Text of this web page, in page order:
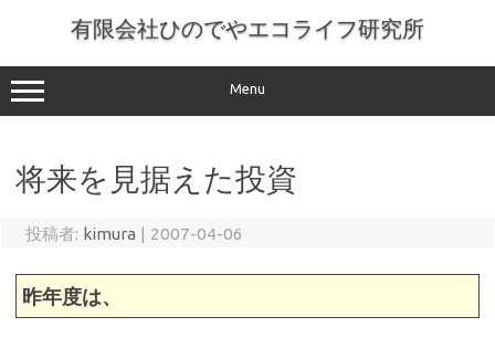
へ
ス
有限会社ひのでやエコライフ研究所
Menu
将来を見据えた投資
投稿者: kimura | 2007-04-06
昨年度は、